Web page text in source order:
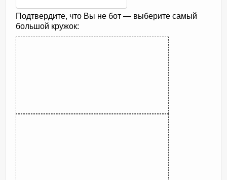
Подтвердите, что Вы не бот — выберите самый
большой кружок: